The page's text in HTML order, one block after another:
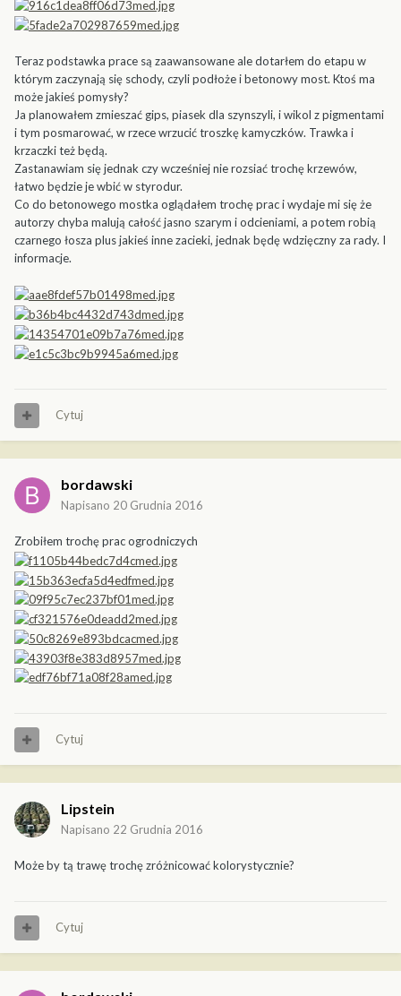
Teraz podstawka prace są zaawansowane ale dotarłem do etapu w
którym zaczynają się schody, czyli podłoże i betonowy most. Ktoś ma
może jakieś pomysły?
Ja planowałem zmieszać gips, piasek dla szynszyli, i wikol z pigmentami
i tym posmarować, w rzece wrzucić troszkę kamyczków. Trawka i
krzaczki też będą.
Zastanawiam się jednak czy wcześniej nie rozsiać trochę krzewów,
łatwo będzie je wbić w styrodur.
Co do betonowego mostka oglądałem trochę prac i wydaje mi się że
autorzy chyba malują całość jasno szarym i odcieniami, a potem robią
czarnego łosza plus jakieś inne zacieki, jednak będę wdzięczny za rady. I
informacje.
Cytuj
bordawski
Napisano 20 Grudnia 2016
Zrobiłem trochę prac ogrodniczych
Cytuj
Lipstein
Napisano 22 Grudnia 2016
Może by tą trawę trochę zróżnicować kolorystycznie?
Cytuj